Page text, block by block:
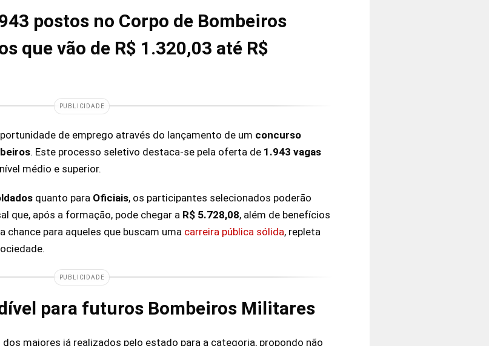
postos no Corpo de Bombeiros
que vão de R$ 1.320,03 até R$
PUBLICIDADE
de emprego através do lançamento de um concurso
. Este processo seletivo destaca-se pela oferta de 1.943 vagas
médio e superior.
quanto para Oficiais, os participantes selecionados poderão
que, após a formação, pode chegar a R$ 5.728,08, além de benefícios
para aqueles que buscam uma carreira pública sólida, repleta
PUBLICIDADE
para futuros Bombeiros Militares
maiores já realizados pelo estado para a categoria, propondo não